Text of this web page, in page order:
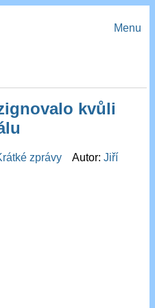
Menu
kvůli
zprávy Autor:Jiří